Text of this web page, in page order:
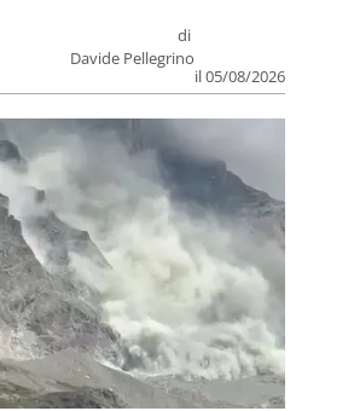
di
Davide Pellegrino
il 05/08/2026